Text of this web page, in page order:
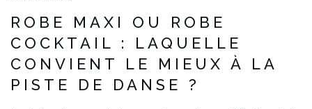
ROBE MAXI OU ROBE
COCKTAIL : LAQUELLE
CONVIENT LE MIEUX À LA
PISTE DE DANSE ?